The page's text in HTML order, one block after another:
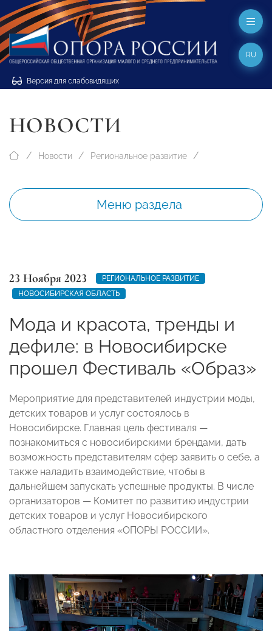
Версия для слабовидящих
RU
НОВОСТИ
Новости Региональное развитие
Меню раздела
23 Ноября 2023
РЕГИОНАЛЬНОЕ РАЗВИТИЕ
НОВОСИБИРСКАЯ ОБЛАСТЬ
Мода и красота, тренды и
дефиле: в Новосибирске
прошел Фестиваль «Образ»
Мероприятие для представителей индустрии моды,
детских товаров и услуг состоялось в
Новосибирске. Главная цель фестиваля —
познакомиться с новосибирскими брендами, дать
возможность представителям сфер заявить о себе, а
также наладить взаимодействие, чтобы в
дальнейшем запускать успешные продукты. В числе
организаторов — Комитет по развитию индустрии
детских товаров и услуг Новосибирского
областного отделения «ОПОРЫ РОССИИ».